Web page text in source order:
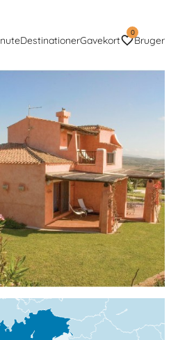
DestinationerGavekort
0
Bruger